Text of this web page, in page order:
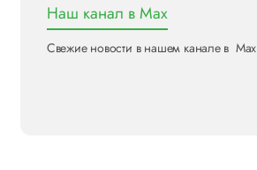
Наш канал в Max
Свежие новости в нашем канале в Max